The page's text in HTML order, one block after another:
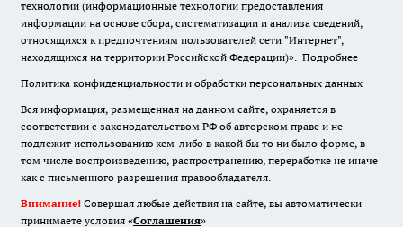
технологии (информационные технологии предоставления
информации на основе сбора, систематизации и анализа сведений,
относящихся к предпочтениям пользователей сети "Интернет",
находящихся на территории Российской Федерации)». Подробнее
Политика конфиденциальности и обработки персональных данных
Вся информация, размещенная на данном сайте, охраняется в
соответствии с законодательством РФ об авторском праве и не
подлежит использованию кем-либо в какой бы то ни было форме, в
том числе воспроизведению, распространению, переработке не иначе
как с письменного разрешения правообладателя.
Внимание! Совершая любые действия на сайте, вы автоматически
принимаете условия «Cоглашения»